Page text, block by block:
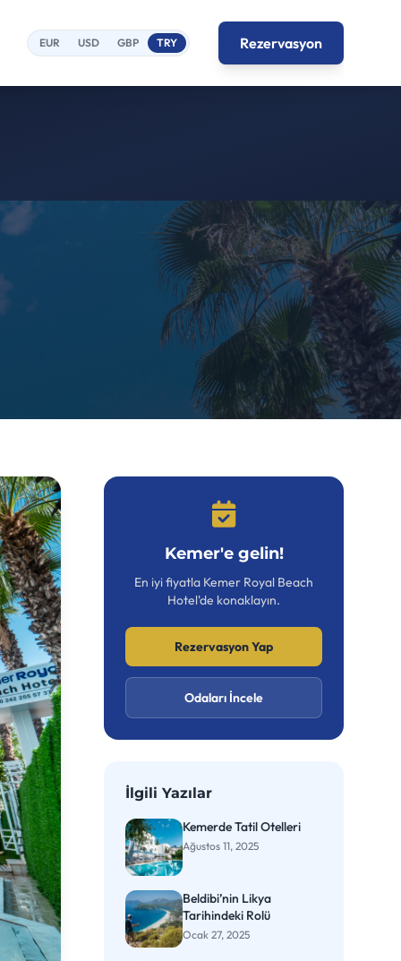
EUR USD GBP TRY Rezervasyon
Kemer'e gelin!
En iyi fiyatla Kemer Royal Beach
Hotel'de konaklayın.
Rezervasyon Yap
Odaları İncele
İlgili Yazılar
Kemerde Tatil Otelleri
Ağustos 11, 2025
Beldibi’nin Likya
Tarihindeki Rolü
Ocak 27, 2025